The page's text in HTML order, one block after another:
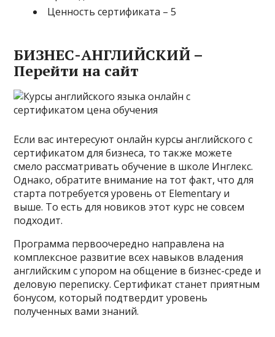
Ценность сертификата – 5
БИЗНЕС-АНГЛИЙСКИЙ –
Перейти на сайт
Если вас интересуют онлайн курсы английского с
сертификатом для бизнеса, то также можете
смело рассматривать обучение в школе Инглекс.
Однако, обратите внимание на тот факт, что для
старта потребуется уровень от Elementary и
выше. То есть для новиков этот курс не совсем
подходит.
Программа первоочередно направлена на
комплексное развитие всех навыков владения
английским с упором на общение в бизнес-среде и
деловую переписку. Сертификат станет приятным
бонусом, который подтвердит уровень
полученных вами знаний.